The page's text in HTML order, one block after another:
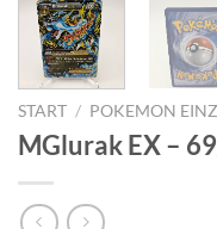
START / POKEMON
MGlurak EX –